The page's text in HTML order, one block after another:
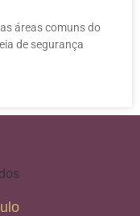
áreas comuns do
de segurança